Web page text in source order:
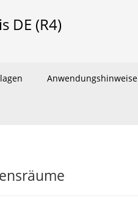
DE (R4)
Anwendungshinweise